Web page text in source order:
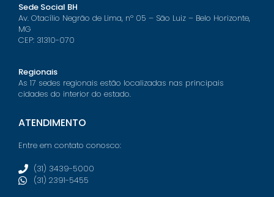
Sede Social BH
Av. Otacílio Negrão de Lima, nº 05 – São Luiz – Belo Horizonte,
MG
CEP: 31310-070
Regionais
As 17 sedes regionais estão localizadas nas principais
cidades do interior do estado.
ATENDIMENTO
Entre em contato conosco:
(31) 3439-5000
(31) 2391-5455